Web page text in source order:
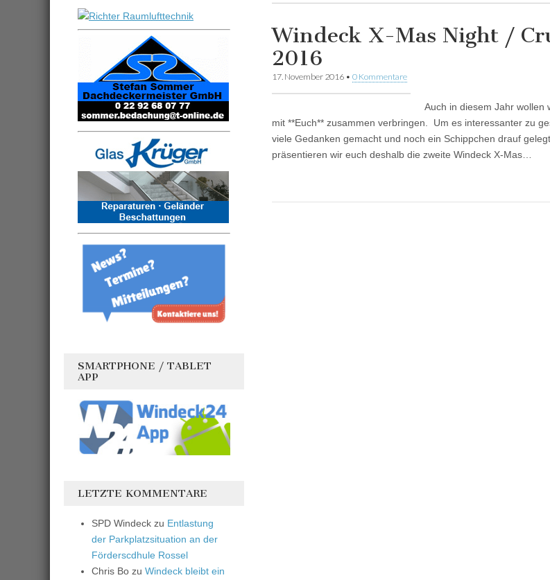
Windeck X-Mas Night /
2016
17. November 2016 • 0 Kommentare
Auch in diesem Jahr wollen
mit **Euch** zusammen verbringen. Um es interessanter zu
viele Gedanken gemacht und noch ein Schippchen drauf
präsentieren wir euch deshalb die zweite Windeck X-Mas…
SMARTPHONE / TABLET
APP
LETZTE KOMMENTARE
SPD Windeck zu Entlastung
der Parkplatzsituation an der
Förderscdhule Rossel
Chris Bo zu Windeck bleibt ein